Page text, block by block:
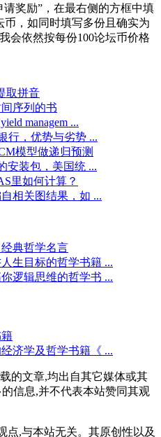
奖励”，在最右侧的方框中填
币，如同时填写多份且确实为
会依然按每份100论坛币价格
取拼音
序列的书
managem ...
行，优势与劣势 ...
模型做递归预测
安装包，美国统 ...
里如何计算？
相关图结果，如 ...
典哲学名言
生目标的哲学书籍 ...
逻辑思维的哲学书 ...
济学及哲学书籍《 ...
的文章,均出自其它媒体或其
信息,并不代表本站赞同其观
点,与本站无关。其原创性以及